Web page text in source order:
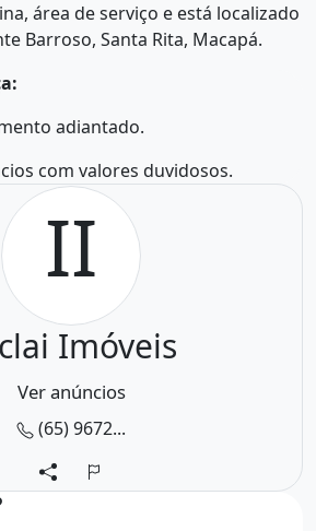
área de serviço e está localizado
Barroso, Santa Rita, Macapá.
adiantado.
com valores duvidosos.
II
Imóveis
Ver anúncios
(65) 9672...